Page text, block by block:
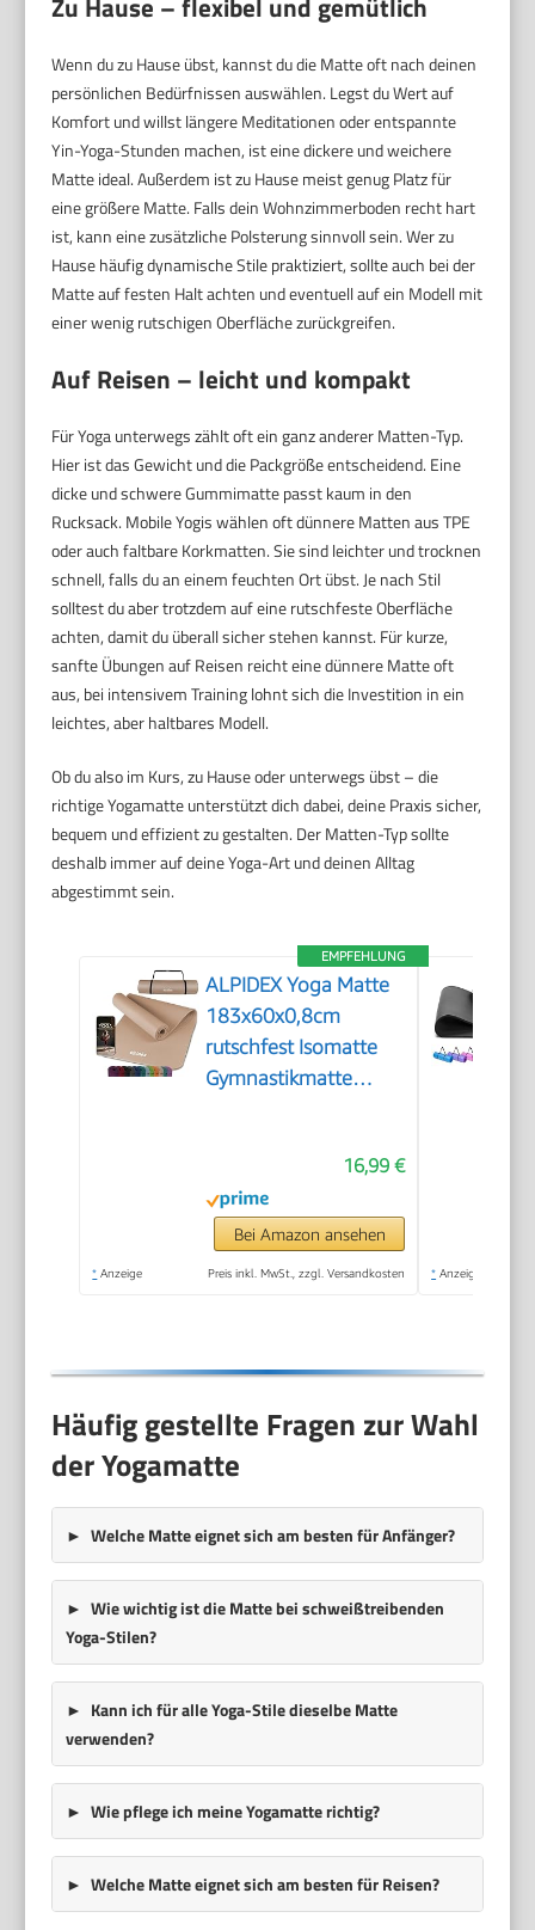
Wenn du zu Hause übst, kannst du die Matte oft nach deinen
persönlichen Bedürfnissen auswählen. Legst du Wert auf
Komfort und willst längere Meditationen oder entspannte
Yin-Yoga-Stunden machen, ist eine dickere und weichere
Matte ideal. Außerdem ist zu Hause meist genug Platz für
eine größere Matte. Falls dein Wohnzimmerboden recht hart
ist, kann eine zusätzliche Polsterung sinnvoll sein. Wer zu
Hause häufig dynamische Stile praktiziert, sollte auch bei der
Matte auf festen Halt achten und eventuell auf ein Modell mit
einer wenig rutschigen Oberfläche zurückgreifen.
Auf Reisen – leicht und kompakt
Für Yoga unterwegs zählt oft ein ganz anderer Matten-Typ.
Hier ist das Gewicht und die Packgröße entscheidend. Eine
dicke und schwere Gummimatte passt kaum in den
Rucksack. Mobile Yogis wählen oft dünnere Matten aus TPE
oder auch faltbare Korkmatten. Sie sind leichter und trocknen
schnell, falls du an einem feuchten Ort übst. Je nach Stil
solltest du aber trotzdem auf eine rutschfeste Oberfläche
achten, damit du überall sicher stehen kannst. Für kurze,
sanfte Übungen auf Reisen reicht eine dünnere Matte oft
aus, bei intensivem Training lohnt sich die Investition in ein
leichtes, aber haltbares Modell.
Ob du also im Kurs, zu Hause oder unterwegs übst – die
richtige Yogamatte unterstützt dich dabei, deine Praxis sicher,
bequem und effizient zu gestalten. Der Matten-Typ sollte
deshalb immer auf deine Yoga-Art und deinen Alltag
abgestimmt sein.
EMPFEHLUNG
ALPIDEX Yoga Matte
183x60x0,8cm
rutschfest Isomatte
Gymnastikmatte
16,99 €
Bei Amazon ansehen
* Anzeige Preis inkl. MwSt., zzgl. Versandkosten * Anzeige
Häufig gestellte Fragen zur Wahl
der Yogamatte
Welche Matte eignet sich am besten für Anfänger?
Wie wichtig ist die Matte bei schweißtreibenden
Yoga-Stilen?
Kann ich für alle Yoga-Stile dieselbe Matte
verwenden?
Wie pflege ich meine Yogamatte richtig?
Welche Matte eignet sich am besten für Reisen?